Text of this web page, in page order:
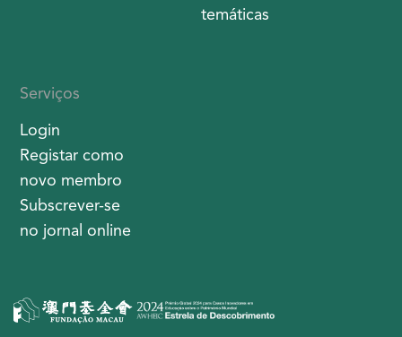
temáticas
Serviços
Login
Registar como
novo membro
Subscrever-se
no jornal online